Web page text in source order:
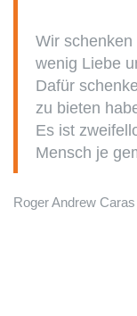
Wir
wenig Liebe
Dafür
zu bieten
Es ist
Mensch je
Roger Andrew Caras